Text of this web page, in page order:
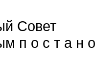
Совет
п о с т а н